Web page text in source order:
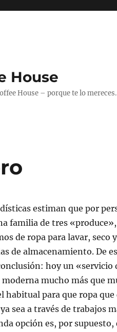
House
House – porque te lo mereces.
estiman que por
familia de tres
de ropa para lavar, seco
de almacenamiento. De
hoy un «servicio
mucho más que
habitual para que ropa
sea a través de trabajos
opción es, por